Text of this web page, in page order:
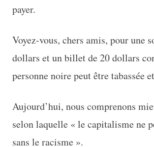
payer.
Voyez-vous, chers amis, pour une
dollars et un billet de 20 dollars
personne noire peut être tabassée
Aujourd’hui, nous comprenons
selon laquelle « le capitalisme ne
sans le racisme ».